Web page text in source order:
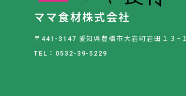
ママ食材株式会社
〒441-3147 愛知県豊橋市大岩町岩田１３−１
TEL：0532-39-5229